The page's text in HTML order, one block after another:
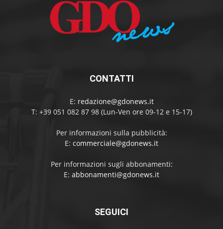
CONTATTI
E: redazione@gdonews.it
T: +39 051 082 87 98 (Lun-Ven ore 09-12 e 15-17)
Per informazioni sulla pubblicità:
E: commerciale@gdonews.it
Per informazioni sugli abbonamenti:
E: abbonamenti@gdonews.it
SEGUICI